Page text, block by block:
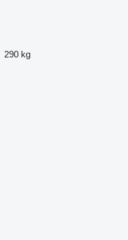
290 kg